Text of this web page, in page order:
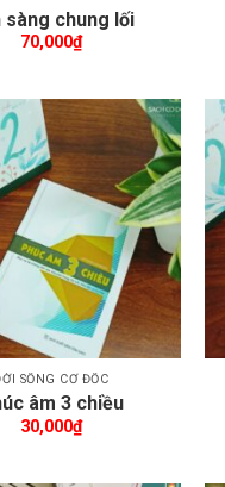
sàng chung lối
70,000₫
Thêm wishlist
SỐNG CƠ ĐỐC
âm 3 chiều
30,000₫